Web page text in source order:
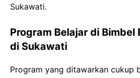
Sukawati.
Program Belajar di Bimbel
di Sukawati
Program yang ditawarkan cukup